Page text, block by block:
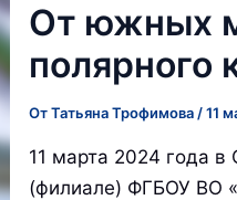
От южных
полярного
ОтТатьяна Трофимова /11
11 марта 2024 года
(филиале) ФГБОУ ВО